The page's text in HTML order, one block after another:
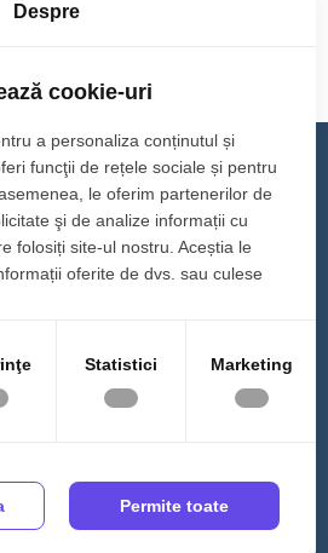
rezultate care sa
criteriilor dvs!
nr 236., Floresti
Despre
cookie-uri
a personaliza conținutul și
funcţii de rețele sociale și pentru
le oferim partenerilor de
şi de analize informații cu
folosiți site-ul nostru. Aceștia le
oferite de dvs. sau culese
Statistici Marketing
Permite toate